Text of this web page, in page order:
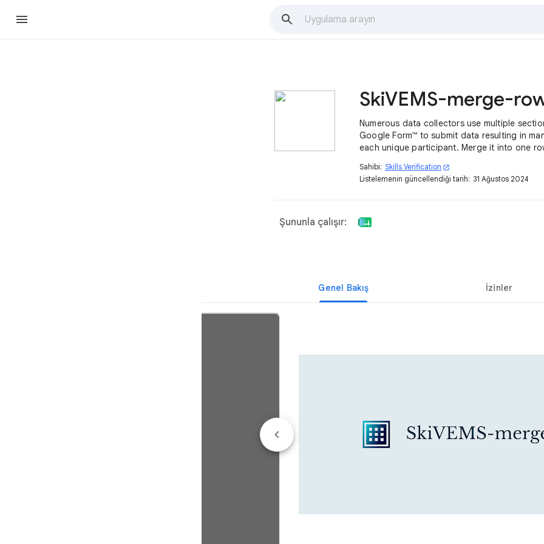
Numerous data collectors use multiple
Google Form™ to submit data resulting in
each unique participant. Merge it into one
Sahibi: Skills Verification open_in_new
Listelemenin güncellendiği tarih: 31 Ağustos 2024
Şununla çalışır:
Genel Bakış İzinler